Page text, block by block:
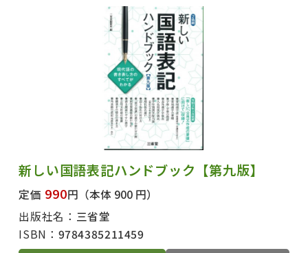
新しい国語表記ハンドブック【第九版】
定価 990円 （本体 900 円）
出版社名： 三省堂
ISBN： 9784385211459